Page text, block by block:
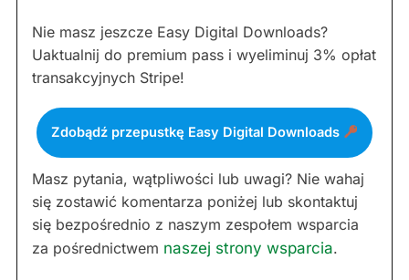
Nie masz jeszcze Easy Digital Downloads?
Uaktualnij do premium pass i wyeliminuj 3% opłat
transakcyjnych Stripe!
Zdobądź przepustkę Easy Digital Downloads
Masz pytania, wątpliwości lub uwagi? Nie wahaj
się zostawić komentarza poniżej lub skontaktuj
się bezpośrednio z naszym zespołem wsparcia
za pośrednictwem naszej strony wsparcia.